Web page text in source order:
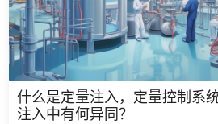
什么是定量注入，定量控制系
注入中有何异同？